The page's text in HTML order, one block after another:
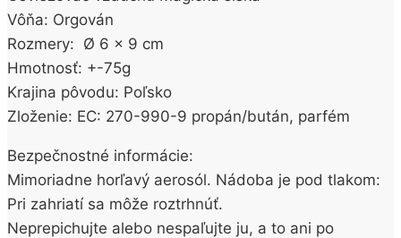
Vôňa: Orgován
Rozmery: Ø 6 x 9 cm
Hmotnosť: +-75g
Krajina pôvodu: Poľsko
Zloženie: EC: 270-990-9 propán/bután, parfém
Bezpečnostné informácie:
Mimoriadne horľavý aerosól. Nádoba je pod tlakom:
Pri zahriatí sa môže roztrhnúť.
Neprepichujte alebo nespaľujte ju, a to ani po